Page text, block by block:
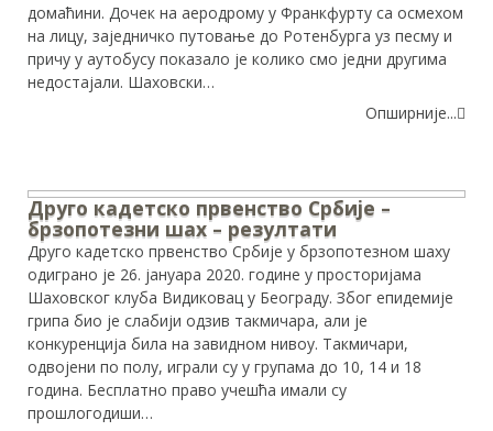
домаћини. Дочек на аеродрому у Франкфурту са осмехом
на лицу, заједничко путовање до Ротенбурга уз песму и
причу у аутобусу показало је колико смо једни другима
недостајали. Шаховски…
Опширније...
Друго кадетско првенство Србије –
брзопотезни шах – резултати
Друго кадетско првенство Србије у брзопотезном шаху
одиграно је 26. јануара 2020. године у просторијама
Шаховског клуба Видиковац у Београду. Због епидемије
грипа био је слабији одзив такмичара, али је
конкуренција била на завидном нивоу. Такмичари,
одвојени по полу, играли су у групама до 10, 14 и 18
година. Бесплатно право учешћа имали су
прошлогодиши…